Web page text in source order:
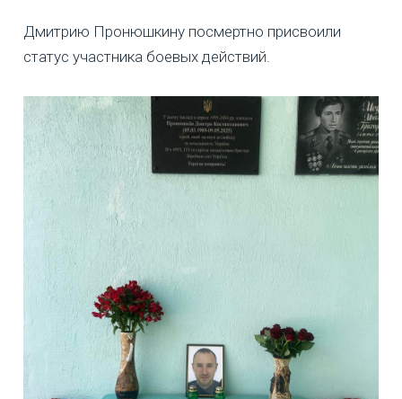
Дмитрию Пронюшкину посмертно присвоили
статус участника боевых действий.